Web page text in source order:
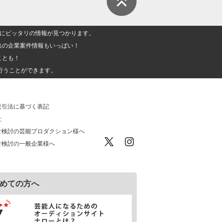
ッタリの情報が見つかります。
企業案件情報もいっぱい！
も！
ことができます。
法に基づく表記
討の芸能プロダクション様へ
討の一般企業様へ
ての方へ